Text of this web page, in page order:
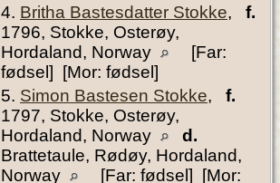
4. Britha Bastesdatter Stokke, f.
1796, Stokke, Osterøy,
Hordaland, Norway
[Far:
fødsel] [Mor: fødsel]
5. Simon Bastesen Stokke, f.
1797, Stokke, Osterøy,
Hordaland, Norway
d.
Brattetaule, Rødøy, Hordaland,
Norway
[Far: fødsel] [Mor: